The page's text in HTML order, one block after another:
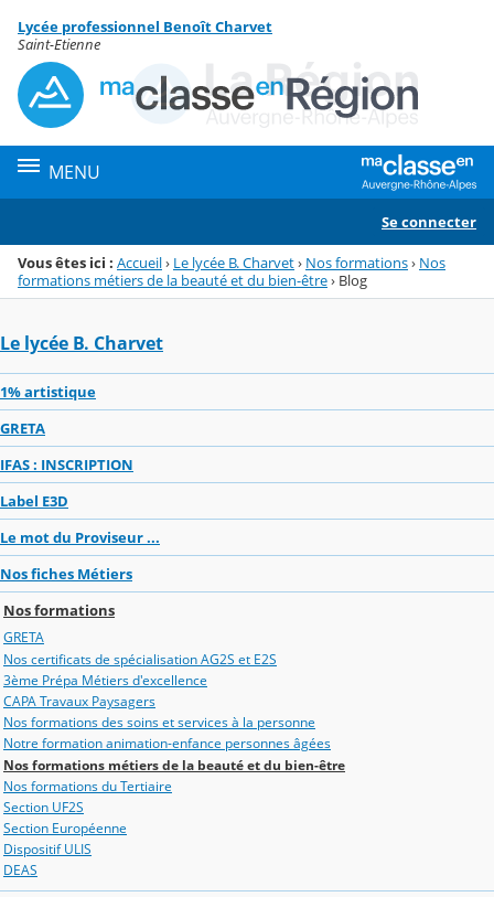
Menu de la rubrique
Contenu
Lycée professionnel Benoît Charvet
Saint-Etienne
MENU
Se connecter
Vous êtes ici : Accueil› Le lycée B. Charvet› Nos formations› Nos
formations métiers de la beauté et du bien-être› Blog
Le lycée B. Charvet
1% artistique
GRETA
IFAS : INSCRIPTION
Label E3D
Le mot du Proviseur ...
Nos fiches Métiers
Nos formations
GRETA
Nos certificats de spécialisation AG2S et E2S
3ème Prépa Métiers d'excellence
CAPA Travaux Paysagers
Nos formations des soins et services à la personne
Notre formation animation-enfance personnes âgées
Nos formations métiers de la beauté et du bien-être
Nos formations du Tertiaire
Section UF2S
Section Européenne
Dispositif ULIS
DEAS